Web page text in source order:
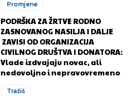
Promjene
PODRŠKA ZA ŽRTVE RODNO
ZASNOVANOG NASILJA I DALJE
ZAVISI OD ORGANIZACIJA
CIVILNOG DRUŠTVA I DONATORA:
Vlade izdvajaju novac, ali
nedovoljno i nepravovremeno
Tražiš